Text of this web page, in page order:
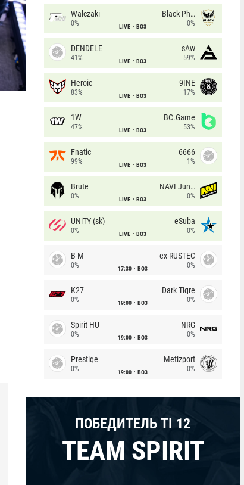
Walczaki
0% LIVE BO3
Black Phoenix
0%
DENDELE
41% LIVE BO3
sAw
59%
Heroic
83% LIVE BO3
9INE
17%
1W
47% LIVE BO3
BC.Game
53%
Fnatic
99% LIVE BO3
6666
1%
Brute
0% LIVE BO3
NAVI Junior
0%
UNiTY (sk)
0% LIVE BO3
eSuba
0%
B-M
0% 17:30 BO3
ex-RUSTEC
0%
K27
0% 19:00 BO3
Dark Tigre
0%
Spirit HU
0% 19:00 BO3
NRG
0%
Prestige
0% 19:00 BO3
Metizport
0%
ПОБЕДИТЕЛЬ TI 12
TEAM SPIRIT